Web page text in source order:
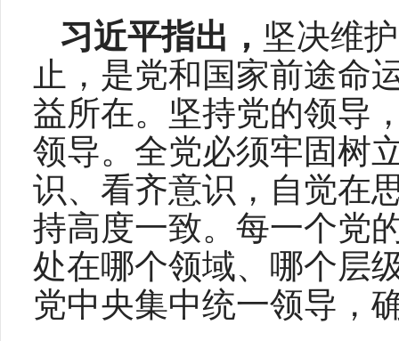
习近平指出， 坚决维
止，是党和国家前途命
益所在。坚持党的领导
领导。全党必须牢固树
识、看齐意识，自觉在
持高度一致。每一个党
处在哪个领域、哪个层
党中央集中统一领导，